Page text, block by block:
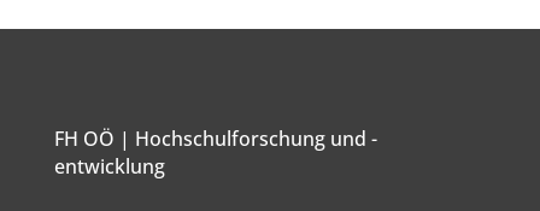
FH OÖ | Hochschulforschung und -
entwicklung